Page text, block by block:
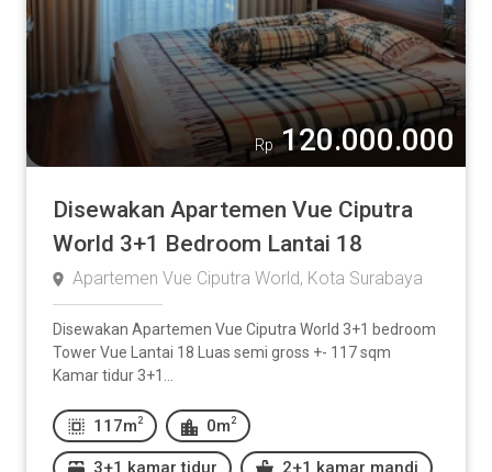
Rp 120.000.000
Disewakan Apartemen Vue Ciputra
World 3+1 Bedroom Lantai 18
Apartemen Vue Ciputra World, Kota Surabaya
Disewakan Apartemen Vue Ciputra World 3+1 bedroom
Tower Vue Lantai 18 Luas semi gross +- 117 sqm
Kamar tidur 3+1...
117m 2 0m 2
3+1 kamar tidur 2+1 kamar mandi